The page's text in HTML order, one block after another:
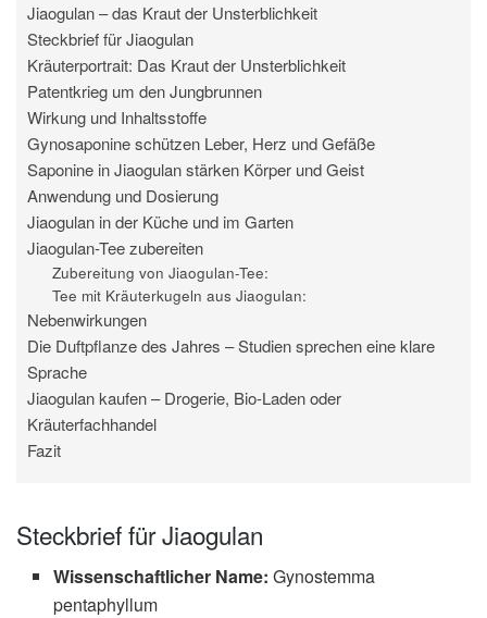
Jiaogulan – das Kraut der Unsterblichkeit
Steckbrief für Jiaogulan
Kräuterportrait: Das Kraut der Unsterblichkeit
Patentkrieg um den Jungbrunnen
Wirkung und Inhaltsstoffe
Gynosaponine schützen Leber, Herz und Gefäße
Saponine in Jiaogulan stärken Körper und Geist
Anwendung und Dosierung
Jiaogulan in der Küche und im Garten
Jiaogulan-Tee zubereiten
Zubereitung von Jiaogulan-Tee:
Tee mit Kräuterkugeln aus Jiaogulan:
Nebenwirkungen
Die Duftpflanze des Jahres – Studien sprechen eine klare
Sprache
Jiaogulan kaufen – Drogerie, Bio-Laden oder
Kräuterfachhandel
Fazit
Steckbrief für Jiaogulan
Wissenschaftlicher Name: Gynostemma
pentaphyllum